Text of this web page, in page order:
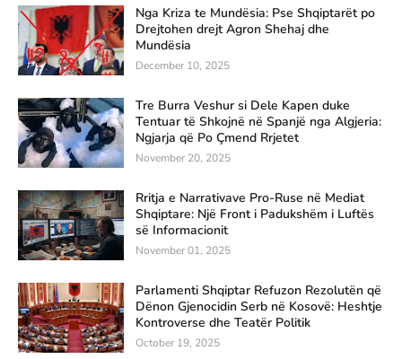
Nga Kriza te Mundësia: Pse Shqiptarët po
Drejtohen drejt Agron Shehaj dhe
Mundësia
December 10, 2025
Tre Burra Veshur si Dele Kapen duke
Tentuar të Shkojnë në Spanjë nga Algjeria:
Ngjarja që Po Çmend Rrjetet
November 20, 2025
Rritja e Narrativave Pro-Ruse në Mediat
Shqiptare: Një Front i Padukshëm i Luftës
së Informacionit
November 01, 2025
Parlamenti Shqiptar Refuzon Rezolutën që
Dënon Gjenocidin Serb në Kosovë: Heshtje
Kontroverse dhe Teatër Politik
October 19, 2025